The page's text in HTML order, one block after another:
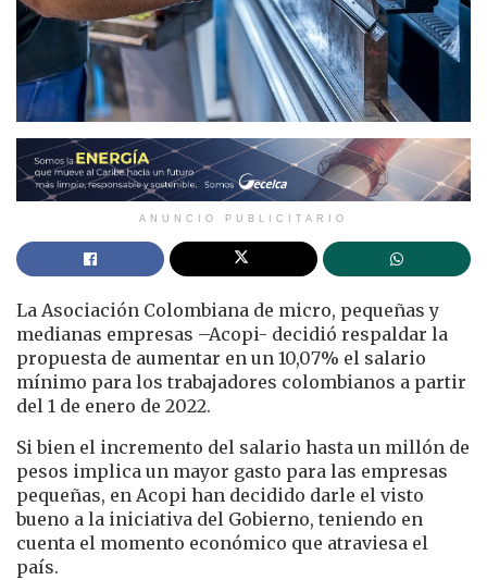
ANUNCIO PUBLICITARIO
La Asociación Colombiana de micro, pequeñas y
medianas empresas –Acopi- decidió respaldar la
propuesta de aumentar en un 10,07% el salario
mínimo para los trabajadores colombianos a partir
del 1 de enero de 2022.
Si bien el incremento del salario hasta un millón de
pesos implica un mayor gasto para las empresas
pequeñas, en Acopi han decidido darle el visto
bueno a la iniciativa del Gobierno, teniendo en
cuenta el momento económico que atraviesa el
país.